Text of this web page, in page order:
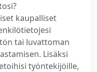
kaupalliset
tai luvattoman
Lisäksi
työntekijöille,